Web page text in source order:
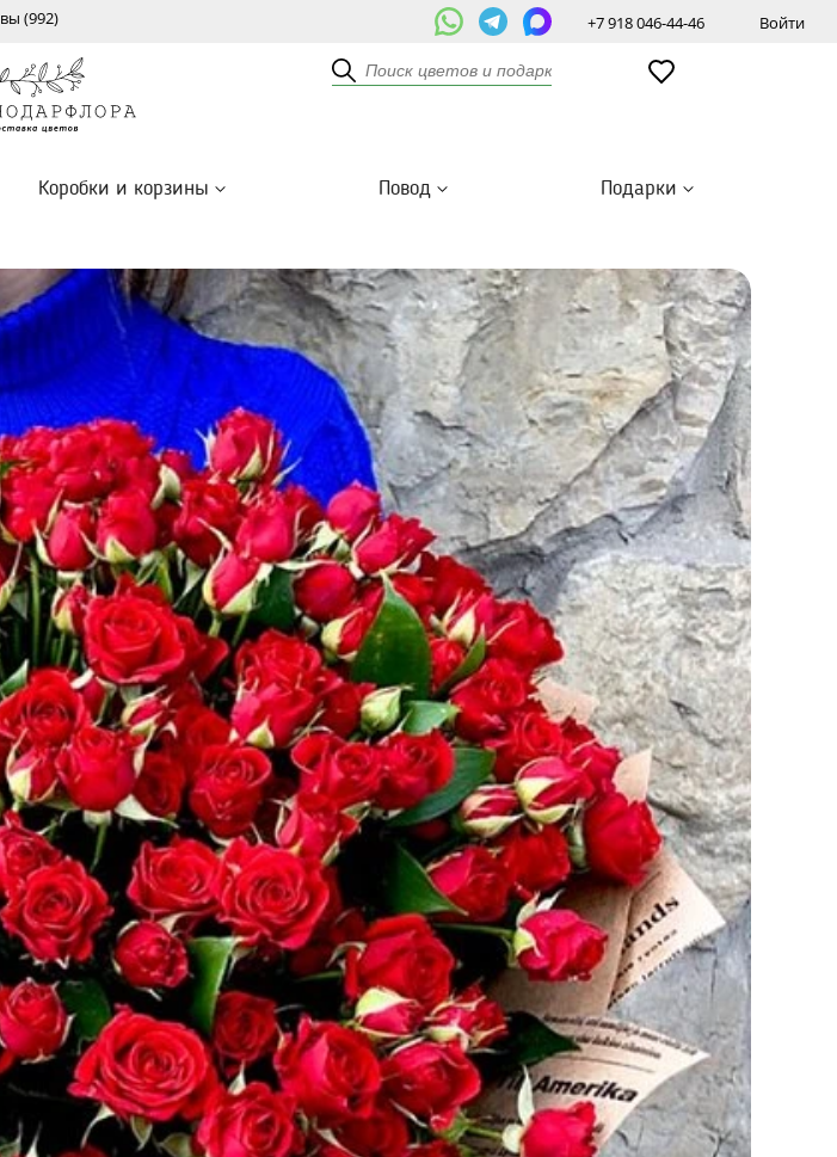
(992) +7 918 046-44-46 Войти
Коробки и корзины Повод Подарки